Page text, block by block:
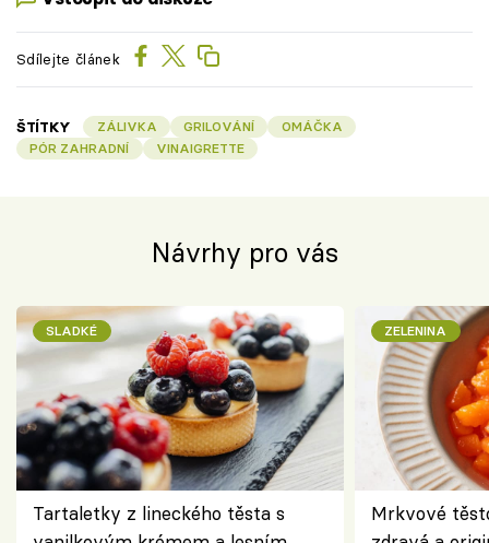
Sdílejte článek
ŠTÍTKY ZÁLIVKA GRILOVÁNÍ
OMÁČKA
PÓR ZAHRADNÍ
VINAIGRETTE
Návrhy pro vás
SLADKÉ
Tartaletky z lineckého těsta s
ZELENINA
Mrkvové